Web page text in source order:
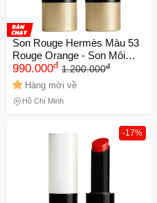
Son Rouge Hermès Màu 53
Rouge Orange - Son Môi
Cao Cấp Chất Lượng Từ
Pháp, Thiết Kế Sang Trọng,
Độ Bám Màu Tốt
990.000đ 1.200.000đ
Hàng mới về
Hồ Chí Minh
-17%